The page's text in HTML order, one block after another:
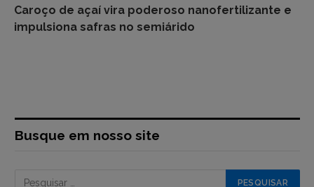
Caroço de açaí vira poderoso nanofertilizante e
impulsiona safras no semiárido
Busque em nosso site